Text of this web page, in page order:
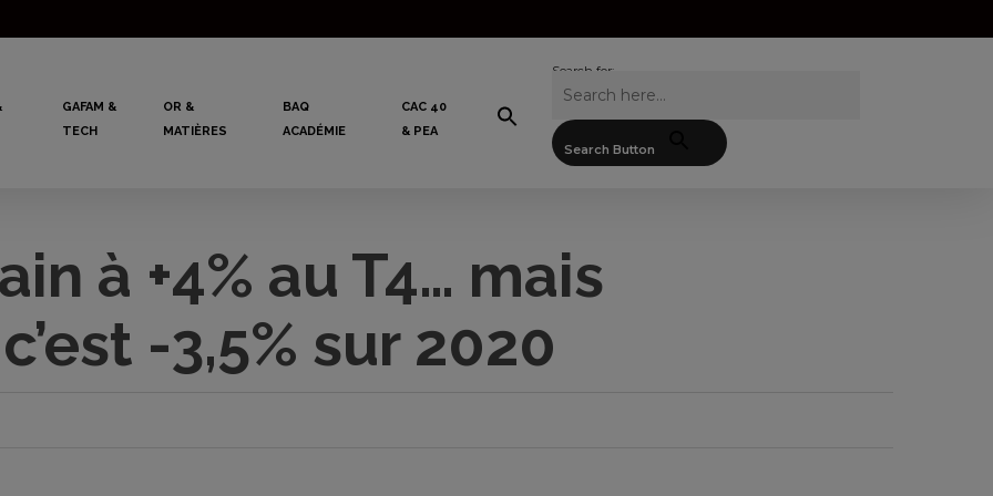
GAFAM &
TECH
OR &
MATIÈRES
BAQ
ACADÉMIE
CAC 40
& PEA
Search for:
Search Button
à +4% au T4… mais
-3,5% sur 2020